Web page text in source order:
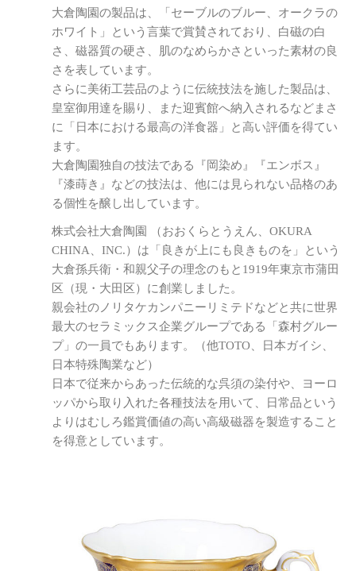
大倉陶園の製品は、「セーブルのブルー、オークラの
ホワイト」という言葉で賞賛されており、白磁の白
さ、磁器質の硬さ、肌のなめらかさといった素材の良
さを表しています。
さらに美術工芸品のように伝統技法を施した製品は、
皇室御用達を賜り、また迎賓館へ納入されるなどまさ
に「日本における最高の洋食器」と高い評価を得てい
ます。
大倉陶園独自の技法である『岡染め』『エンボス』
『漆蒔き』などの技法は、他には見られない品格のあ
る個性を醸し出しています。
株式会社大倉陶園 （おおくらとうえん、OKURA
CHINA、INC.）は「良きが上にも良きものを」という
大倉孫兵衛・和親父子の理念のもと1919年東京市蒲田
区（現・大田区）に創業しました。
親会社のノリタケカンパニーリミテドなどと共に世界
最大のセラミックス企業グループである「森村グルー
プ」の一員でもあります。（他TOTO、日本ガイシ、
日本特殊陶業など）
日本で従来からあった伝統的な呉須の染付や、ヨーロ
ッパから取り入れた各種技法を用いて、日常品という
よりはむしろ鑑賞価値の高い高級磁器を製造すること
を得意としています。